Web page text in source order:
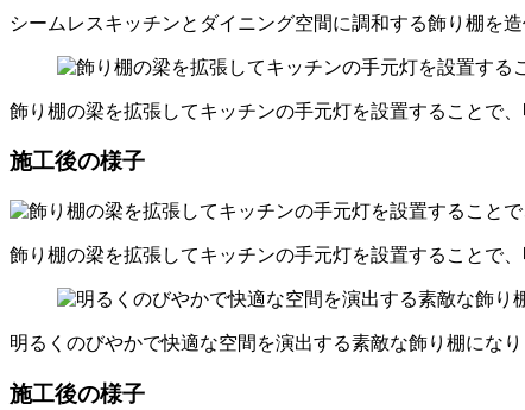
シームレスキッチンとダイニング空間に調和する飾り棚を造
飾り棚の梁を拡張してキッチンの手元灯を設置することで
施工後の様子
飾り棚の梁を拡張してキッチンの手元灯を設置することで
明るくのびやかで快適な空間を演出する素敵な飾り棚になり
施工後の様子